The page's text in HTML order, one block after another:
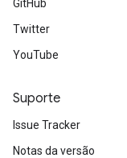
GitHub
Twitter
YouTube
Suporte
Issue Tracker
Notas da versão